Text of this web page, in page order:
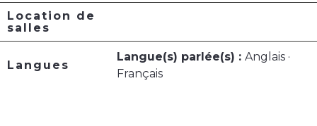
Location de
salles
Langues
Langue(s) parlée(s) : Anglais ·
Français